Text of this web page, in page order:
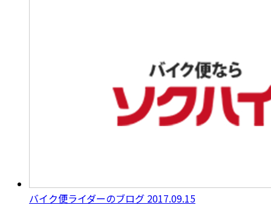
バイク便ライダーのブログ 2017.09.15